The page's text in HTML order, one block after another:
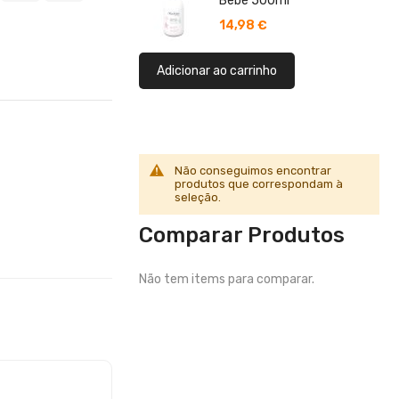
14,98 €
Adicionar ao carrinho
Não conseguimos encontrar
produtos que correspondam à
seleção.
Comparar Produtos
Não tem items para comparar.